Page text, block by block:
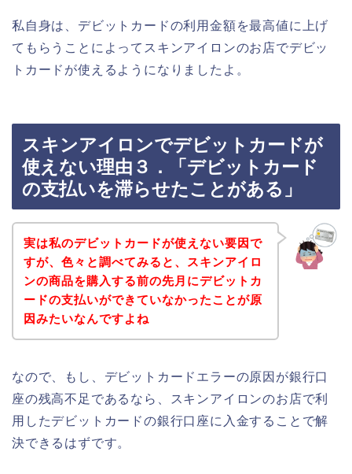
私自身は、デビットカードの利用金額を最高値に上げ
てもらうことによってスキンアイロンのお店でデビッ
トカードが使えるようになりましたよ。
スキンアイロンでデビットカードが
使えない理由３．「デビットカード
の支払いを滞らせたことがある」
実は私のデビットカードが使えない要因で
すが、色々と調べてみると、スキンアイロ
ンの商品を購入する前の先月にデビットカ
ードの支払いができていなかったことが原
因みたいなんですよね
なので、もし、デビットカードエラーの原因が銀行口
座の残高不足であるなら、スキンアイロンのお店で利
用したデビットカードの銀行口座に入金することで解
決できるはずです。